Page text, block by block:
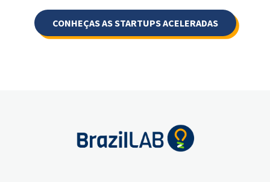
CONHEÇAS AS STARTUPS ACELERADAS